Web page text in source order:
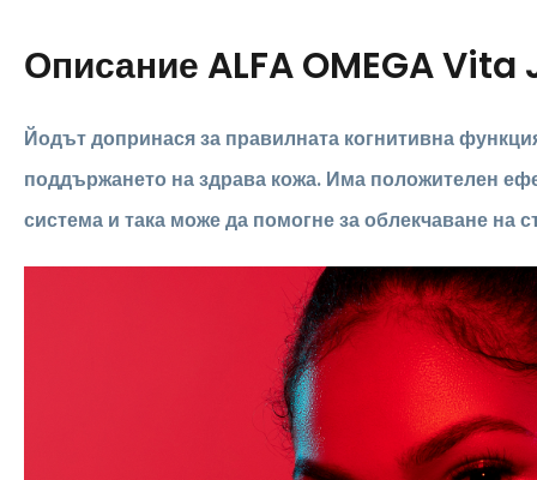
Описание ALFA OMEGA Vita
Йодът допринася за правилната когнитивна
поддържането на здрава кожа. Има положителен
система и така може да помогне за облекчаване на